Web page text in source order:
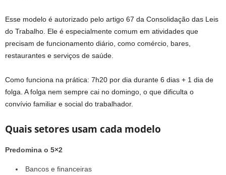
Esse modelo é autorizado pelo artigo 67 da Consolidação das Leis
do Trabalho. Ele é especialmente comum em atividades que
precisam de funcionamento diário, como comércio, bares,
restaurantes e serviços de saúde.
Como funciona na prática: 7h20 por dia durante 6 dias + 1 dia de
folga. A folga nem sempre cai no domingo, o que dificulta o
convívio familiar e social do trabalhador.
Quais setores usam cada modelo
Predomina o 5×2
Bancos e financeiras